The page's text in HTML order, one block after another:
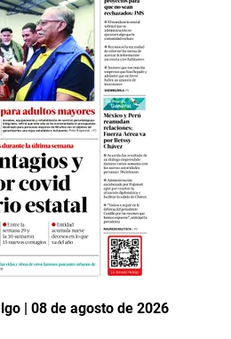
| 08 de agosto de 2026